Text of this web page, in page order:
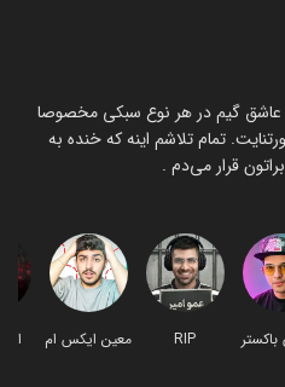
من پرهام گیم پلی هستم. متولد 74 عاشق گیم در هر نوع سبکی مخصوصا
تمام تلاشم اینه که خنده به
قرار می‌دم .
RIP
معین ایکس ام